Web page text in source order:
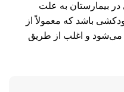
در بیمارستان به علت
باشد که معمولاً از
می‌شود و اغلب از طریق